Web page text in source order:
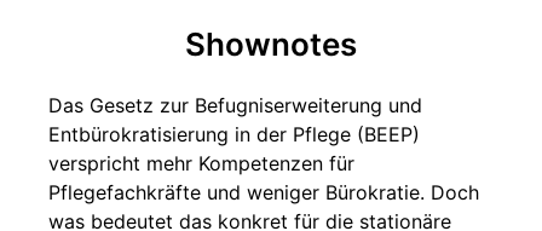
Shownotes
Das Gesetz zur Befugniserweiterung und
Entbürokratisierung in der Pflege (BEEP)
verspricht mehr Kompetenzen für
Pflegefachkräfte und weniger Bürokratie. Doch
was bedeutet das konkret für die stationäre